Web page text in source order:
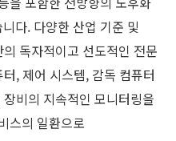
다. 다양한 산업 기준 및
독자적이고 선도적인 전문
, 제어 시스템, 감독 컴퓨터
비의 지속적인 모니터링을
스의 일환으로